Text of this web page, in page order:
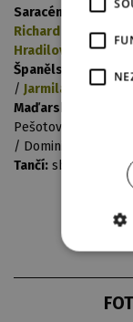
Saracéni sólo: Petr
Richard Ševčík/
Hradilová
Španělský tanec:
/ Jarmila
Maďarský tanec:
Pešotová /
/ Dominik Peřina /
Tančí: sbor baletu